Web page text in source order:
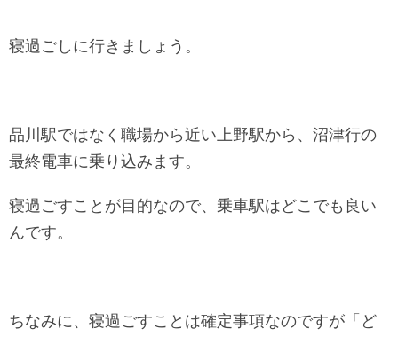
寝過ごしに行きましょう。
品川駅ではなく職場から近い上野駅から、沼津行の
最終電車に乗り込みます。
寝過ごすことが目的なので、乗車駅はどこでも良い
んです。
ちなみに、寝過ごすことは確定事項なのですが「ど